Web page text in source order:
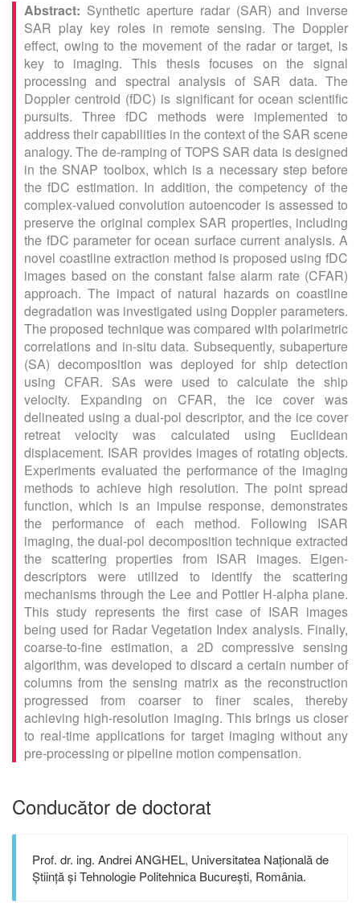
Synthetic aperture radar (SAR) and inverse
SAR play key roles in remote sensing. The Doppler
effect, owing to the movement of the radar or target, is
key to imaging. This thesis focuses on the signal
processing and spectral analysis of SAR data. The
Doppler centroid (fDC) is significant for ocean scientific
pursuits. Three fDC methods were implemented to
address their capabilities in the context of the SAR scene
analogy. The de-ramping of TOPS SAR data is designed
in the SNAP toolbox, which is a necessary step before
the fDC estimation. In addition, the competency of the
complex-valued convolution autoencoder is assessed to
preserve the original complex SAR properties, including
the fDC parameter for ocean surface current analysis. A
novel coastline extraction method is proposed using fDC
images based on the constant false alarm rate (CFAR)
approach. The impact of natural hazards on coastline
degradation was investigated using Doppler parameters.
The proposed technique was compared with polarimetric
correlations and in-situ data. Subsequently, subaperture
(SA) decomposition was deployed for ship detection
using CFAR. SAs were used to calculate the ship
velocity. Expanding on CFAR, the ice cover was
delineated using a dual-pol descriptor, and the ice cover
retreat velocity was calculated using Euclidean
displacement. ISAR provides images of rotating objects.
Experiments evaluated the performance of the imaging
methods to achieve high resolution. The point spread
function, which is an impulse response, demonstrates
the performance of each method. Following ISAR
imaging, the dual-pol decomposition technique extracted
the scattering properties from ISAR images. Eigen-
descriptors were utilized to identify the scattering
mechanisms through the Lee and Pottier H-alpha plane.
This study represents the first case of ISAR images
being used for Radar Vegetation Index analysis. Finally,
coarse-to-fine estimation, a 2D compressive sensing
algorithm, was developed to discard a certain number of
columns from the sensing matrix as the reconstruction
progressed from coarser to finer scales, thereby
achieving high-resolution imaging. This brings us closer
to real-time applications for target imaging without any
pre-processing or pipeline motion compensation.
Conducător de doctorat
Prof. dr. ing. Andrei ANGHEL, Universitatea Națională de
Știință și Tehnologie Politehnica București, România.